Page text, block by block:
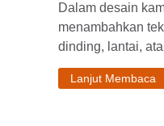
Dalam desain
menambahkan
dinding, lantai,
Lanjut Membaca